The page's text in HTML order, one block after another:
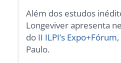
Além dos estudos
Longeviver apresenta
do II ILPI’s Expo+Fórum
Paulo.